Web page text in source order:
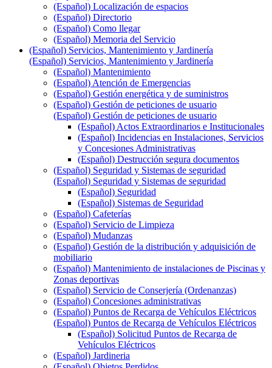
(Español) Localización de espacios
(Español) Directorio
(Español) Como llegar
(Español) Memoria del Servicio
(Español) Servicios, Mantenimiento y Jardinería
(Español) Servicios, Mantenimiento y Jardinería
(Español) Mantenimiento
(Español) Atención de Emergencias
(Español) Gestión energética y de suministros
(Español) Gestión de peticiones de usuario
(Español) Gestión de peticiones de usuario
(Español) Actos Extraordinarios e Institucionales
(Español) Incidencias en Instalaciones, Servicios
y Concesiones Administrativas
(Español) Destrucción segura documentos
(Español) Seguridad y Sistemas de seguridad
(Español) Seguridad y Sistemas de seguridad
(Español) Seguridad
(Español) Sistemas de Seguridad
(Español) Cafeterías
(Español) Servicio de Limpieza
(Español) Mudanzas
(Español) Gestión de la distribución y adquisición de
mobiliario
(Español) Mantenimiento de instalaciones de Piscinas y
Zonas deportivas
(Español) Servicio de Conserjería (Ordenanzas)
(Español) Concesiones administrativas
(Español) Puntos de Recarga de Vehículos Eléctricos
(Español) Puntos de Recarga de Vehículos Eléctricos
(Español) Solicitud Puntos de Recarga de
Vehículos Eléctricos
(Español) Jardineria